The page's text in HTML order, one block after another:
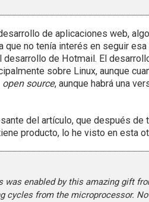
de aplicaciones web,
que no tenía interés en seguir
de Hotmail. El
sobre Linux, aunque
open source, aunque habrá una
del artículo, que después de
producto, lo he visto en esta
was enabled by this amazing gift
cycles from the microprocessor.